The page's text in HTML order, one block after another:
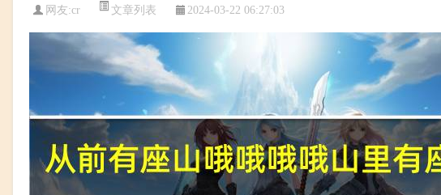
网友:cr 文章列表 2024-03-22 06:27:03